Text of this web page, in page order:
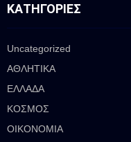
ΚΑΤΗΓΟΡΊΕΣ
Uncategorized
ΑΘΛΗΤΙΚΑ
ΕΛΛΑΔΑ
ΚΟΣΜΟΣ
ΟΙΚΟΝΟΜΙΑ